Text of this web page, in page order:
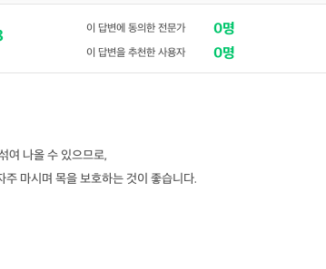
이 답변에 동의한 전문가 0명
이 답변을 추천한 사용자 0명
여 나올 수 있으므로,
마시며 목을 보호하는 것이 좋습니다.
변왕
김경남 전문의
가톨릭대학교 성빈센트병원
약사 답변왕